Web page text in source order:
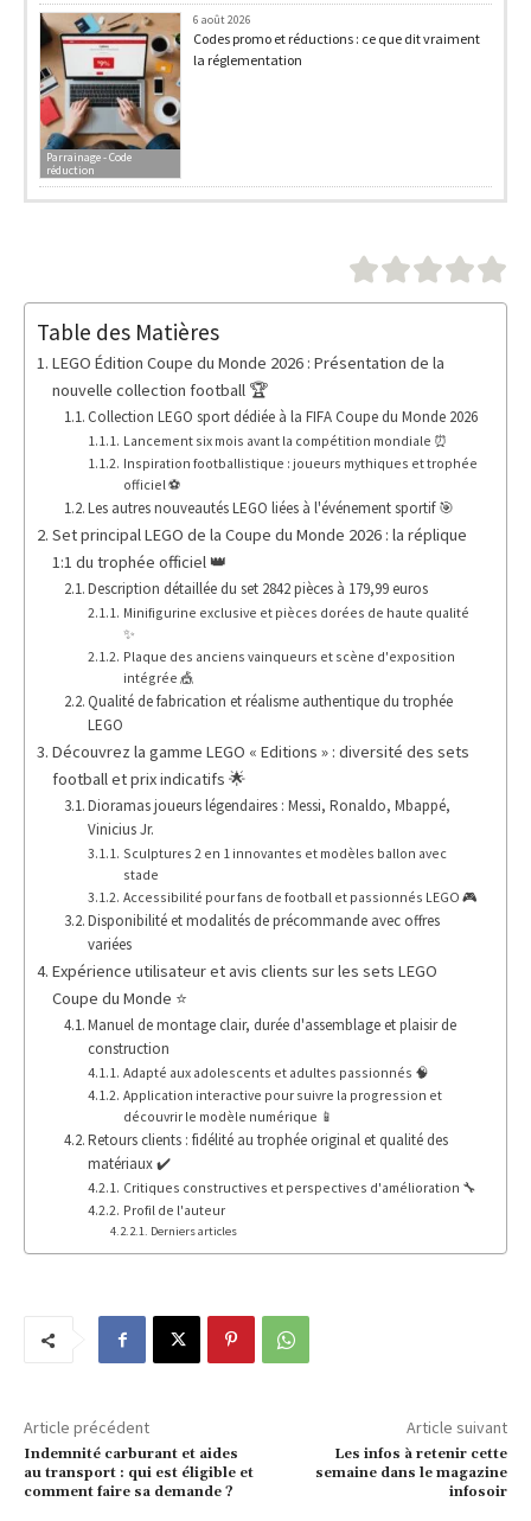
Parrainage - Code
réduction
6 août 2026
Codes promo et réductions : ce que dit vraiment
la réglementation
Table des Matières
LEGO Édition Coupe du Monde 2026 : Présentation de la
nouvelle collection football 🏆
Collection LEGO sport dédiée à la FIFA Coupe du Monde 2026
Lancement six mois avant la compétition mondiale ⏰
Inspiration footballistique : joueurs mythiques et trophée
officiel ⚽
Les autres nouveautés LEGO liées à l'événement sportif 🎯
Set principal LEGO de la Coupe du Monde 2026 : la réplique
1:1 du trophée officiel 👑
Description détaillée du set 2842 pièces à 179,99 euros
Minifigurine exclusive et pièces dorées de haute qualité
✨
Plaque des anciens vainqueurs et scène d'exposition
intégrée 🎪
Qualité de fabrication et réalisme authentique du trophée
LEGO
Découvrez la gamme LEGO « Editions » : diversité des sets
football et prix indicatifs 🌟
Dioramas joueurs légendaires : Messi, Ronaldo, Mbappé,
Vinicius Jr.
Sculptures 2 en 1 innovantes et modèles ballon avec
stade
Accessibilité pour fans de football et passionnés LEGO 🎮
Disponibilité et modalités de précommande avec offres
variées
Expérience utilisateur et avis clients sur les sets LEGO
Coupe du Monde ⭐
Manuel de montage clair, durée d'assemblage et plaisir de
construction
Adapté aux adolescents et adultes passionnés 🧠
Application interactive pour suivre la progression et
découvrir le modèle numérique 📱
Retours clients : fidélité au trophée original et qualité des
matériaux ✔️
Critiques constructives et perspectives d'amélioration 🔧
Profil de l'auteur
Derniers articles
Article précédent
Indemnité carburant et aides
au transport : qui est éligible et
comment faire sa demande ?
Article suivant
Les infos à retenir cette
semaine dans le magazine
infosoir